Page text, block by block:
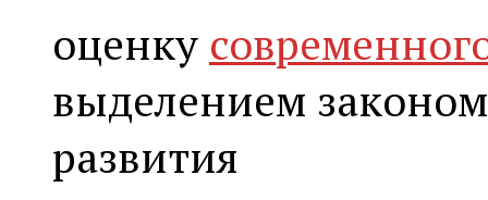
оценку
выделением
развития